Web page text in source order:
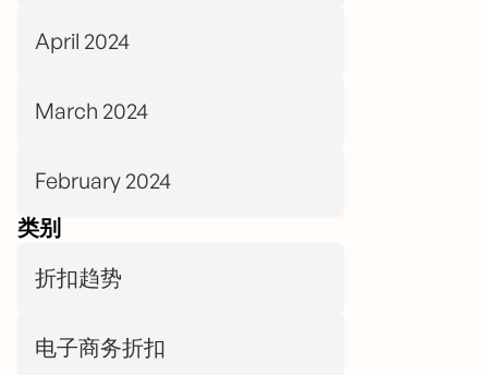
April 2024
March 2024
February 2024
类别
折扣趋势
电子商务折扣